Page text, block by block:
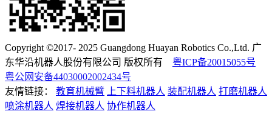
Copyright ©2017- 2025 Guangdong Huayan Robotics Co.,Ltd. 广
东华沿机器人股份有限公司 版权所有 粤ICP备20015055号
粤公网安备44030002002434号
友情链接：
教育机械臂 上下料机器人 装配机器人 打磨机器人
喷涂机器人 焊接机器人 协作机器人